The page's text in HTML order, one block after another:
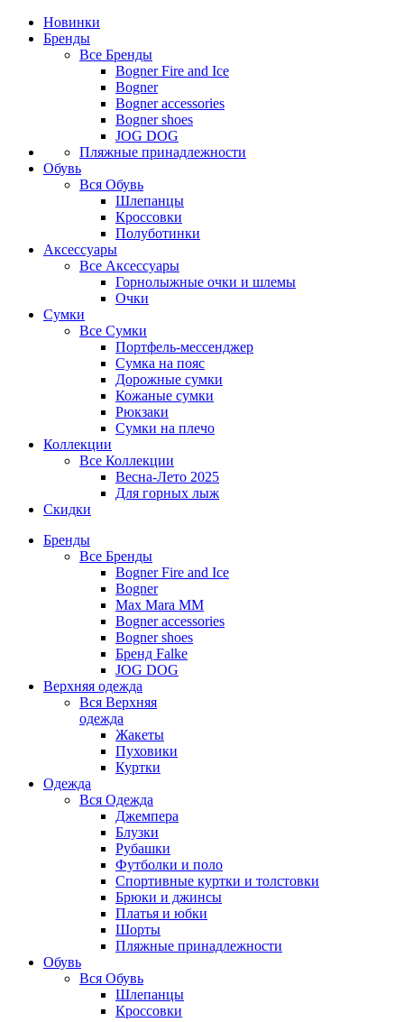
Новинки
Бренды
Все Бренды
Bogner Fire and Ice
Bogner
Bogner accessories
Bogner shoes
JOG DOG
Пляжные принадлежности
Обувь
Вся Обувь
Шлепанцы
Кроссовки
Полуботинки
Аксессуары
Все Аксессуары
Горнолыжные очки и шлемы
Очки
Сумки
Все Сумки
Портфель-мессенджер
Сумка на пояс
Дорожные сумки
Кожаные сумки
Рюкзаки
Сумки на плечо
Коллекции
Все Коллекции
Весна-Лето 2025
Для горных лыж
Скидки
Бренды
Все Бренды
Bogner Fire and Ice
Bogner
Max Mara MM
Bogner accessories
Bogner shoes
Бренд Falke
JOG DOG
Верхняя одежда
Вся Верхняя
одежда
Жакеты
Пуховики
Куртки
Одежда
Вся Одежда
Джемпера
Блузки
Рубашки
Футболки и поло
Спортивные куртки и толстовки
Брюки и джинсы
Платья и юбки
Шорты
Пляжные принадлежности
Обувь
Вся Обувь
Шлепанцы
Кроссовки